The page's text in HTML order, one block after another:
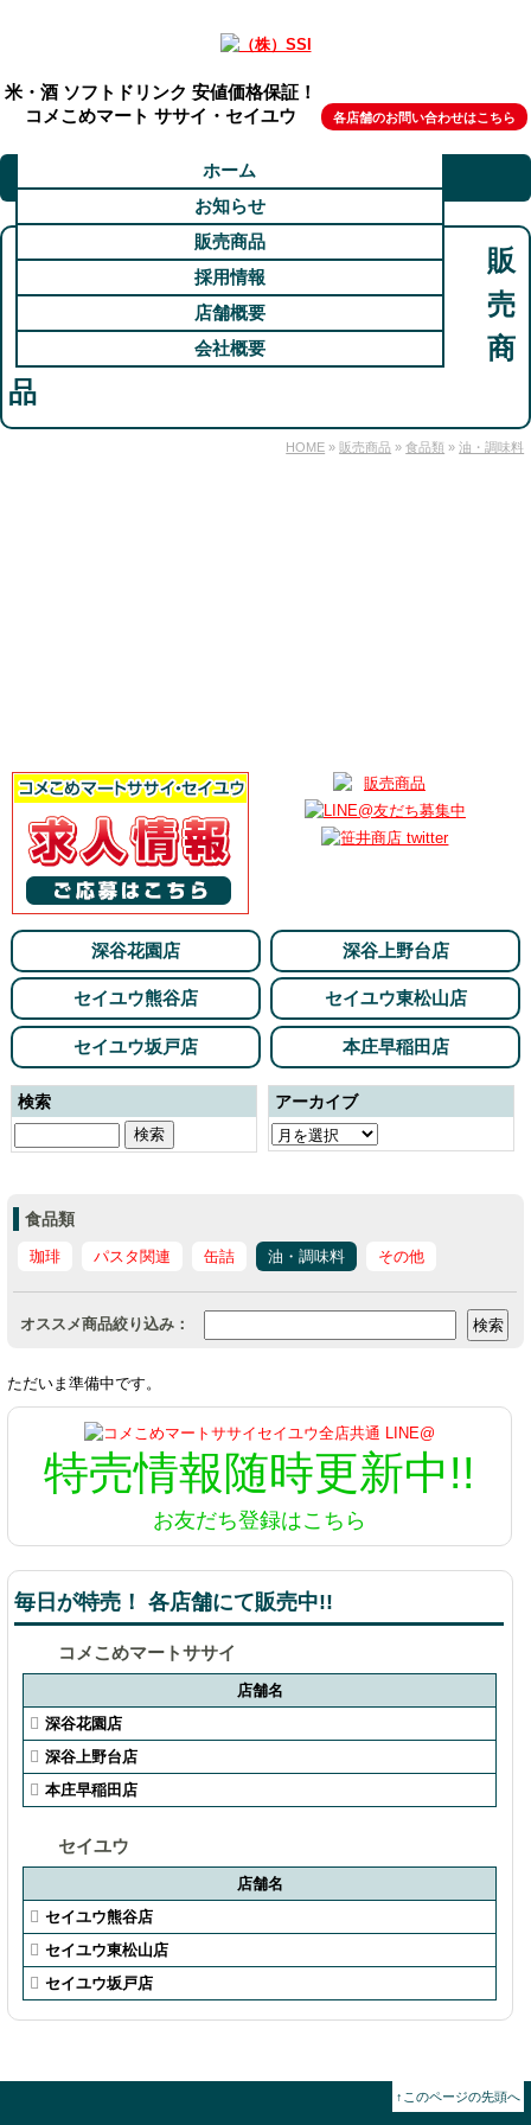
米・酒 ソフトドリンク 安値価格保証！
コメこめマート ササイ・セイユウ
各店舗のお問い合わせはこちら
ホーム
お知らせ
販売商品
採用情報
店舗概要
会社概要
販
売
商
品
HOME » 販売商品 »食品類 »油・調味料
深谷花園店 深谷上野台店
セイユウ熊谷店 セイユウ東松山店
セイユウ坂戸店 本庄早稲田店
検索 アーカイブ
食品類
珈琲 パスタ関連 缶詰 油・調味料 その他
オススメ商品絞り込み：
ただいま準備中です。
特売情報随時更新中!!
お友だち登録はこちら
毎日が特売！ 各店舗にて販売中!!
コメこめマートササイ
店舗名
深谷花園店
深谷上野台店
本庄早稲田店
セイユウ
店舗名
セイユウ熊谷店
セイユウ東松山店
セイユウ坂戸店
↑このページの先頭へ